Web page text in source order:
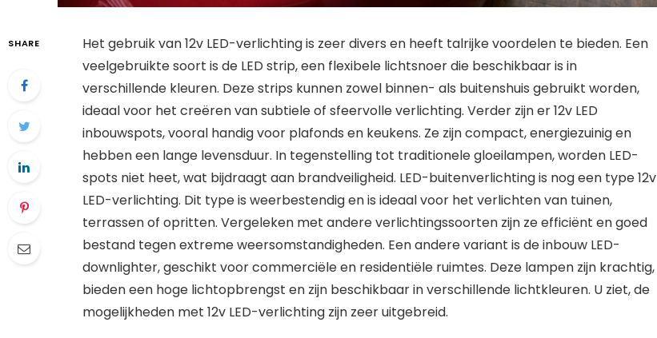
SHARE
Het gebruik van 12v LED-verlichting is zeer divers en heeft talrijke voordelen te bieden. Een
veelgebruikte soort is de LED strip, een flexibele lichtsnoer die beschikbaar is in
verschillende kleuren. Deze strips kunnen zowel binnen- als buitenshuis gebruikt worden,
ideaal voor het creëren van subtiele of sfeervolle verlichting. Verder zijn er 12v LED
inbouwspots, vooral handig voor plafonds en keukens. Ze zijn compact, energiezuinig en
hebben een lange levensduur. In tegenstelling tot traditionele gloeilampen, worden LED-
spots niet heet, wat bijdraagt aan brandveiligheid. LED-buitenverlichting is nog een type 12v
LED-verlichting. Dit type is weerbestendig en is ideaal voor het verlichten van tuinen,
terrassen of opritten. Vergeleken met andere verlichtingssoorten zijn ze efficiënt en goed
bestand tegen extreme weersomstandigheden. Een andere variant is de inbouw LED-
downlighter, geschikt voor commerciële en residentiële ruimtes. Deze lampen zijn krachtig,
bieden een hoge lichtopbrengst en zijn beschikbaar in verschillende lichtkleuren. U ziet, de
mogelijkheden met 12v LED-verlichting zijn zeer uitgebreid.